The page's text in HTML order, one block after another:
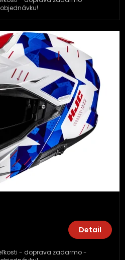
Detail
- doprava zadarmo -